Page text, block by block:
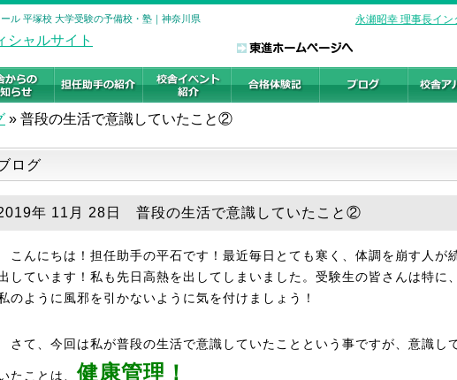
ル 平塚校 大学受験の予備校・塾｜神奈川県 永瀬昭幸 理事長イン
» 普段の生活で意識していたこと②
ログ
年 11月 28日 普段の生活で意識していたこと②
こんにちは！担任助手の平石です！最近毎日とても寒く、体調を崩す人が
しています！私も先日高熱を出してしまいました。受験生の皆さんは特に、
のように風邪を引かないように気を付けましょう！
さて、今回は私が普段の生活で意識していたことという事ですが、意識し
たことは、健康管理！